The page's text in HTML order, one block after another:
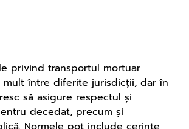
privind transportul mortuar
mult între diferite jurisdicții, dar în
să asigure respectul și
decedat, precum și